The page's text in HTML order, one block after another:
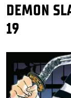
DEMON
19